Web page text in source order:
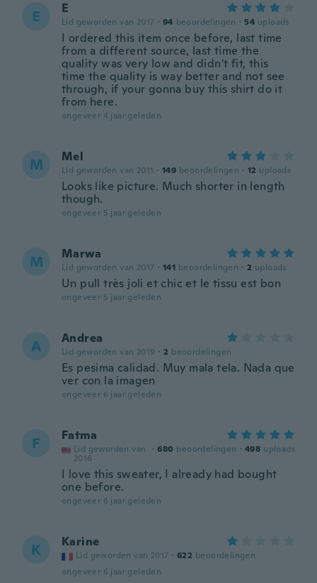
E E
Lid geworden van 2017 · 94 beoordelingen · 54 uploads
I ordered this item once before, last time
from a different source, last time the
quality was very low and didn't fit, this
time the quality is way better and not see
through, if your gonna buy this shirt do it
from here.
ongeveer 4 jaar geleden
M Mel
Lid geworden van 2011 · 149 beoordelingen · 12 uploads
Looks like picture. Much shorter in length
though.
ongeveer 5 jaar geleden
M Marwa
Lid geworden van 2017 · 141 beoordelingen · 2 uploads
Un pull très joli et chic et le tissu est bon
ongeveer 5 jaar geleden
A Andrea
Lid geworden van 2019 · 2 beoordelingen
Es pesima calidad. Muy mala tela. Nada que
ver con la imagen
ongeveer 6 jaar geleden
F Fatma
Lid geworden van
2016
· 680 beoordelingen · 498 uploads
I love this sweater, I already had bought
one before.
ongeveer 6 jaar geleden
K Karine
Lid geworden van 2017 · 622 beoordelingen
ongeveer 6 jaar geleden